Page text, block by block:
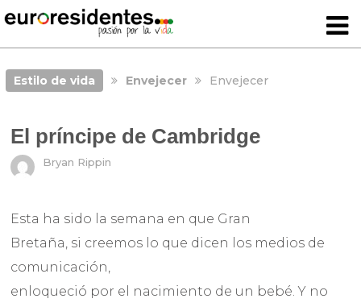
Estilo de vida Envejecer Envejecer
El príncipe de Cambridge
Bryan Rippin
Esta ha sido la semana en que Gran
Bretaña, si creemos lo que dicen los medios de
comunicación,
enloqueció por el nacimiento de un bebé. Y no